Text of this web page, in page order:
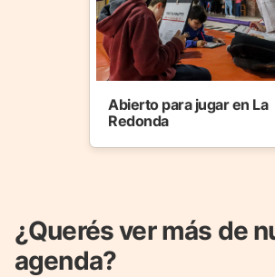
Abierto para jugar en La
Redonda
¿Querés ver más de
agenda?